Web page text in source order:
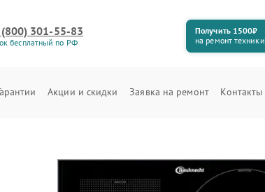
(800) 301-55-83
бесплатный по РФ
Получить 1500₽
на ремонт техники
Акции и скидки Заявка на ремонт Контакты